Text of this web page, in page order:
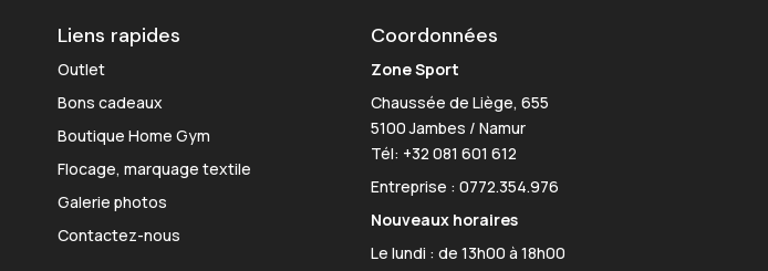
Liens rapides
Outlet
Bons cadeaux
Boutique Home Gym
Flocage, marquage textile
Galerie photos
Contactez-nous
Coordonnées
Zone Sport
Chaussée de Liège, 655
5100 Jambes / Namur
Tél: +32 081 601 612
Entreprise : 0772.354.976
Nouveaux horaires
Le lundi : de 13h00 à 18h00